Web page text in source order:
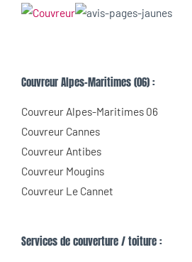
Couvreur Alpes-Maritimes (06) :
Couvreur Alpes-Maritimes 06
Couvreur Cannes
Couvreur Antibes
Couvreur Mougins
Couvreur Le Cannet
Services de couverture / toiture :